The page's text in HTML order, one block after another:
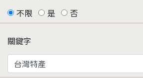
不限
是 否
關鍵字